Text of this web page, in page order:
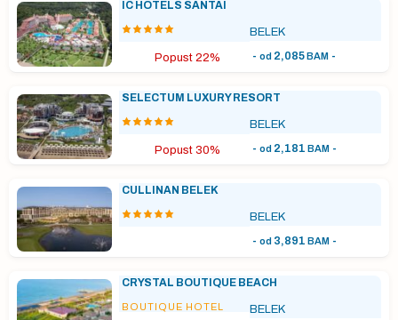
IC HOTELS SANTAI
BELEK
Popust 22% - od 2,085BAM-
SELECTUM LUXURY RESORT
BELEK
Popust 30% - od 2,181 BAM-
CULLINAN BELEK
BELEK
- od 3,891 BAM-
CRYSTAL BOUTIQUE BEACH
BOUTIQUE HOTEL
BELEK